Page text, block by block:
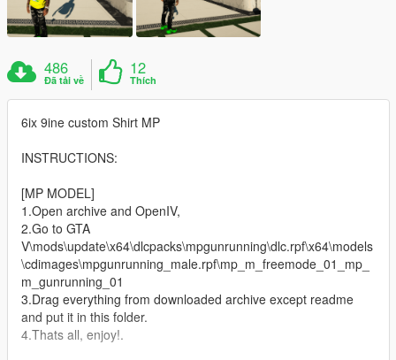
486
Đã tải về
12
Thích
6ix 9ine custom Shirt MP
INSTRUCTIONS:
[MP MODEL]
1.Open archive and OpenIV,
2.Go to GTA
V\mods\update\x64\dlcpacks\mpgunrunning\dlc.rpf\x64\models
\cdimages\mpgunrunning_male.rpf\mp_m_freemode_01_mp_
m_gunrunning_01
3.Drag everything from downloaded archive except readme
and put it in this folder.
4.Thats all, enjoy!.